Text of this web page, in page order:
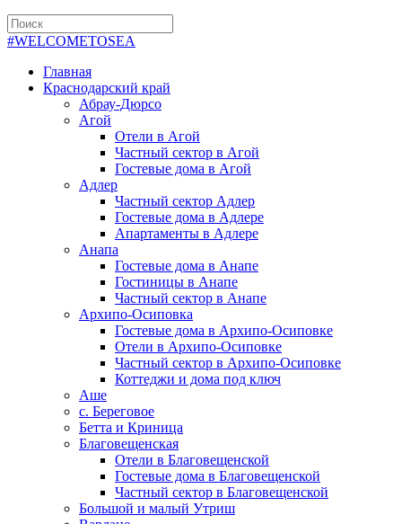
#WELCOMETOSEA
Главная
Краснодарский край
Абрау-Дюрсо
Агой
Отели в Агой
Частный сектор в Агой
Гостевые дома в Агой
Адлер
Частный сектор Адлер
Гостевые дома в Адлере
Апартаменты в Адлере
Анапа
Гостевые дома в Анапе
Гостиницы в Анапе
Частный сектор в Анапе
Архипо-Осиповка
Гостевые дома в Архипо-Осиповке
Отели в Архипо-Осиповке
Частный сектор в Архипо-Осиповке
Коттеджи и дома под ключ
Аше
с. Береговое
Бетта и Криница
Благовещенская
Отели в Благовещенской
Гостевые дома в Благовещенской
Частный сектор в Благовещенской
Большой и малый Утриш